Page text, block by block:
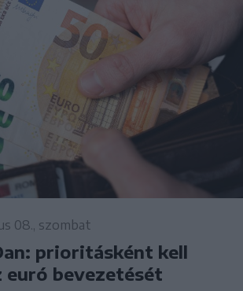
08., szombat
prioritásként kell
euró bevezetését